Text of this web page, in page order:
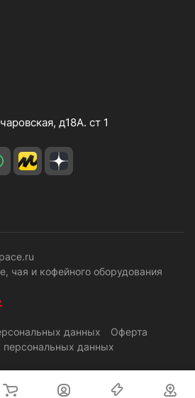
д18А. ст 1
чая и кофейного оборудования
данных
Оферта
персональных данных